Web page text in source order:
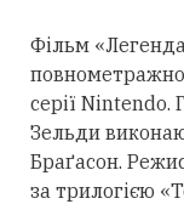
Фільм
серії Nintendo.
Зельди
Браґасон.
за трилогією